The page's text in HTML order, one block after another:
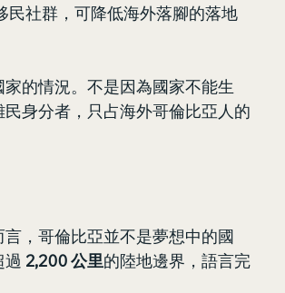
民社群，可降低海外落腳的落地
的情況。不是因為國家不能生
身分者，只占海外哥倫比亞人的
，哥倫比亞並不是夢想中的國
過 2,200 公里的陸地邊界，語言完